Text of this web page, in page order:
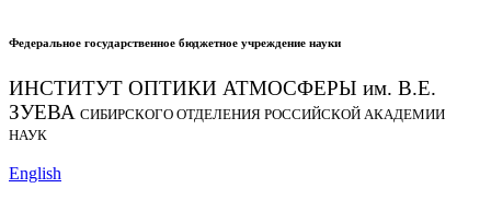
Федеральное государственное бюджетное учреждение науки
ИНСТИТУТ ОПТИКИ АТМОСФЕРЫ им. В.Е.
ЗУЕВА СИБИРСКОГО ОТДЕЛЕНИЯ РОССИЙСКОЙ АКАДЕМИИ
НАУК
English